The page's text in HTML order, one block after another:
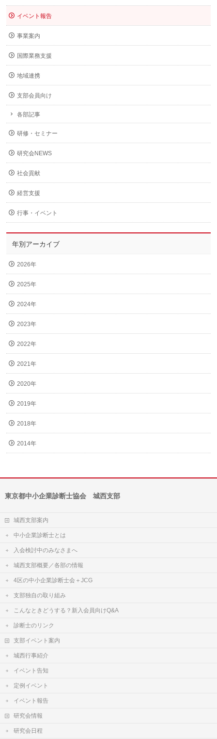
イベント報告
事業案内
国際業務支援
地域連携
支部会員向け
各部記事
研修・セミナー
研究会NEWS
社会貢献
経営支援
行事・イベント
年別アーカイブ
2026年
2025年
2024年
2023年
2022年
2021年
2020年
2019年
2018年
2014年
東京都中小企業診断士協会 城西支部
城西支部案内
中小企業診断士とは
入会検討中のみなさまへ
城西支部概要／各部の情報
4区の中小企業診断士会＋JCG
支部独自の取り組み
こんなときどうする？新入会員向けQ&A
診断士のリンク
支部イベント案内
城西行事紹介
イベント告知
定例イベント
イベント報告
研究会情報
研究会日程